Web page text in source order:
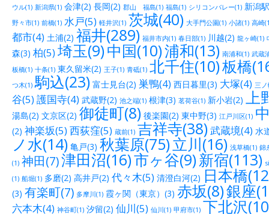
ウル(1) 新潟県(1) 会津(2) 長岡(2) 郡山 福島(1) 福島(1) シリコンバレー(1) 新潟
野々市(1) 前橋(1) 水戸(5) 軽井沢(1) 茨城(40) 大手門公園(1) 小諸(1) 高崎
都市(4) 土浦(2) 福井(289) 福井市内(1) 春日部(1) 川越(2) 龍ヶ崎(1)
森(3) 柏(5)埼玉(9)中国(10)浦和(13) 南浦和(1) 武蔵
板橋(1) 十条(1) 東久留米(2) 王子(1) 青砥(1) 北千住(10)板橋
つ木(1) 駒込(23) 富士見台(2) 巣鴨(4) 西日暮里(3) 大塚(4) 三ノ
谷(5)護国寺(4) 武蔵野(2) 池之端(1) 根津(3) 茗荷谷(1) 新小岩(2) 上
湯島(2) 文京区(2) 御徒町(8) 後楽園(2) 東中野(3) 江戸川区(1)
(2) 神楽坂(5)西荻窪(5) 蔵前(1) 吉祥寺(38)武蔵境(4) 水
ノ水(14) 亀戸(3) 秋葉原(75)立川(16) 浅草橋(1) 錦
(1) 神田(7)津田沼(16)市ヶ谷(9)新宿(113)
(1) 船堀(1) 多磨(2) 高井戸(2) 代々木(5) 清澄白河(2) 日本橋
(3) 有楽町(7) 多摩川(1) 霞ヶ関（東京）(3) 赤坂(8)銀座
六本木(4) 神谷町(1) 汐留(2) 仙川(5) 仙川(1) 甲府市(1) 下北沢